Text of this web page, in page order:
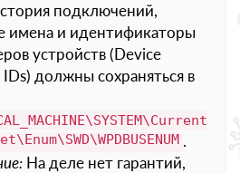
подключений,
имена и идентификаторы
устройств (Device
должны сохраняться в
.
На деле нет гарантий,